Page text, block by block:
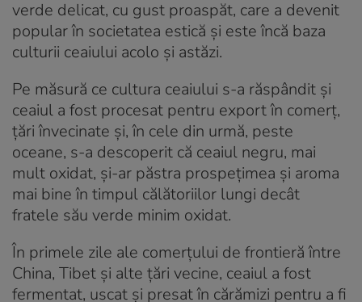
verde delicat, cu gust proaspăt, care a devenit
popular în societatea estică și este încă baza
culturii ceaiului acolo și astăzi.
Pe măsură ce cultura ceaiului s-a răspândit și
ceaiul a fost procesat pentru export în comerț,
țări învecinate și, în cele din urmă, peste
oceane, s-a descoperit că ceaiul negru, mai
mult oxidat, și-ar păstra prospețimea și aroma
mai bine în timpul călătoriilor lungi decât
fratele său verde minim oxidat.
În primele zile ale comerțului de frontieră între
China, Tibet și alte țări vecine, ceaiul a fost
fermentat, uscat și presat în cărămizi pentru a fi